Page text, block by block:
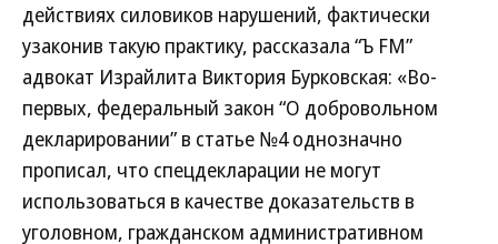
действиях силовиков нарушений, фактически
узаконив такую практику, рассказала “Ъ FM”
адвокат Израйлита Виктория Бурковская: «Во-
первых, федеральный закон “О добровольном
декларировании” в статье №4 однозначно
прописал, что спецдекларации не могут
использоваться в качестве доказательств в
уголовном, гражданском административном